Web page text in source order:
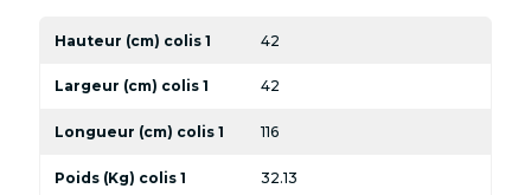
Hauteur (cm) colis 1 42
Largeur (cm) colis 1 42
Longueur (cm) colis 1 116
Poids (Kg) colis 1 32.13